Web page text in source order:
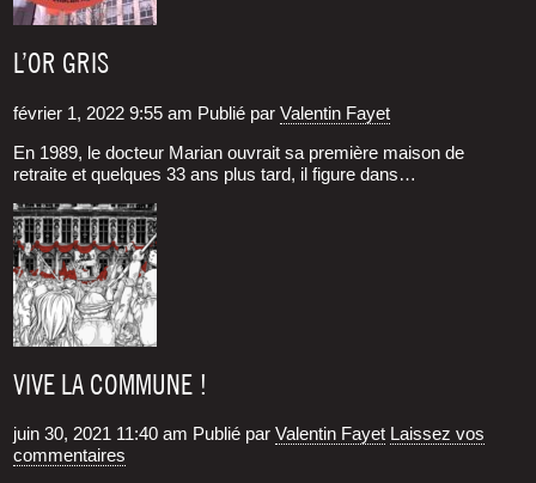
L’OR GRIS
février 1, 2022 9:55 am Publié parValentin Fayet
En 1989, le doc­teur Marian ouvrait sa pre­mière mai­son de
retraite et quelques 33 ans plus tard, il figure dans…
VIVE LA COMMUNE !
juin 30, 2021 11:40 am Publié parValentin Fayet Laissez vos
commentaires